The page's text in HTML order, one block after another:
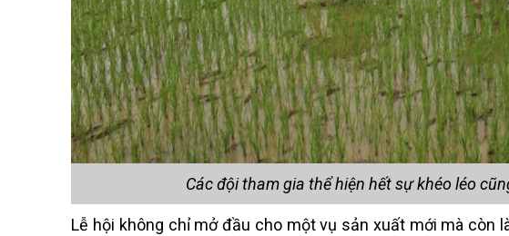
Các đội tham gia thể hiện hết sự khéo léo
Lễ hội không chỉ mở đầu cho một vụ sản xuất mới mà còn